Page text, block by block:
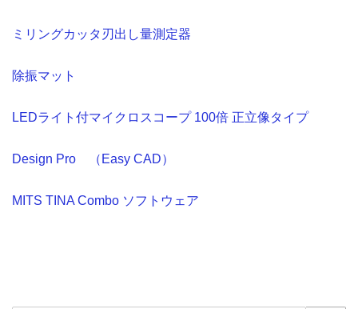
ミリングカッタ刃出し量測定器
除振マット
LEDライト付マイクロスコープ 100倍 正立像タイプ
Design Pro （Easy CAD）
MITS TINA Combo ソフトウェア